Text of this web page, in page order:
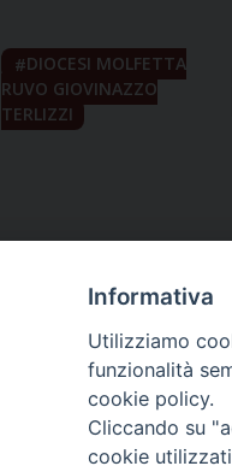
DIOCESI MOLFETTA
RUVO GIOVINAZZO
TERLIZZI
Informativa
Utilizziamo
funzionalità
cookie policy.
Cliccando su
cookie